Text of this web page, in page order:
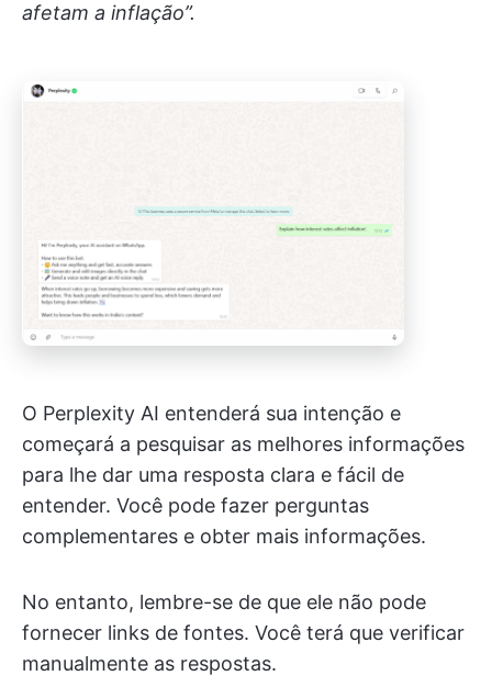
afetam a inflação”.
O Perplexity AI entenderá sua intenção e
começará a pesquisar as melhores informações
para lhe dar uma resposta clara e fácil de
entender. Você pode fazer perguntas
complementares e obter mais informações.
No entanto, lembre-se de que ele não pode
fornecer links de fontes. Você terá que verificar
manualmente as respostas.